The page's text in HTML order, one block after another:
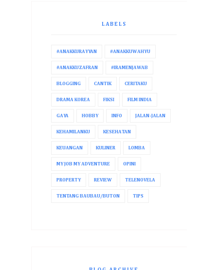
LABELS
#ANAKKURAYYAN #ANAKKUWAHYU
#ANAKKUZAFRAN #IRAMENJAWAB
BLOGGING CANTIK CERITAKU
DRAMA KOREA FIKSI FILM INDIA
GAYA HOBBY INFO JALAN-JALAN
KEHAMILANKU KESEHATAN
KEUANGAN KULINER LOMBA
MY JOB MY ADVENTURE OPINI
PROPERTY REVIEW TELENOVELA
TENTANG BAUBAU/BUTON TIPS